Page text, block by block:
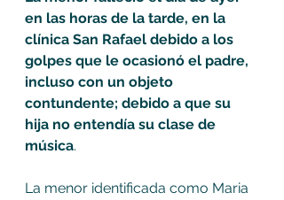
en las horas de la tarde, en la
clínica San Rafael debido a los
golpes que le ocasionó el padre,
incluso con un objeto
contundente; debido a que su
hija no entendía su clase de
música.
La menor identificada como Maria